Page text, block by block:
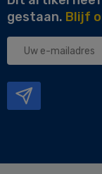
gestaan. Blijf
Uw